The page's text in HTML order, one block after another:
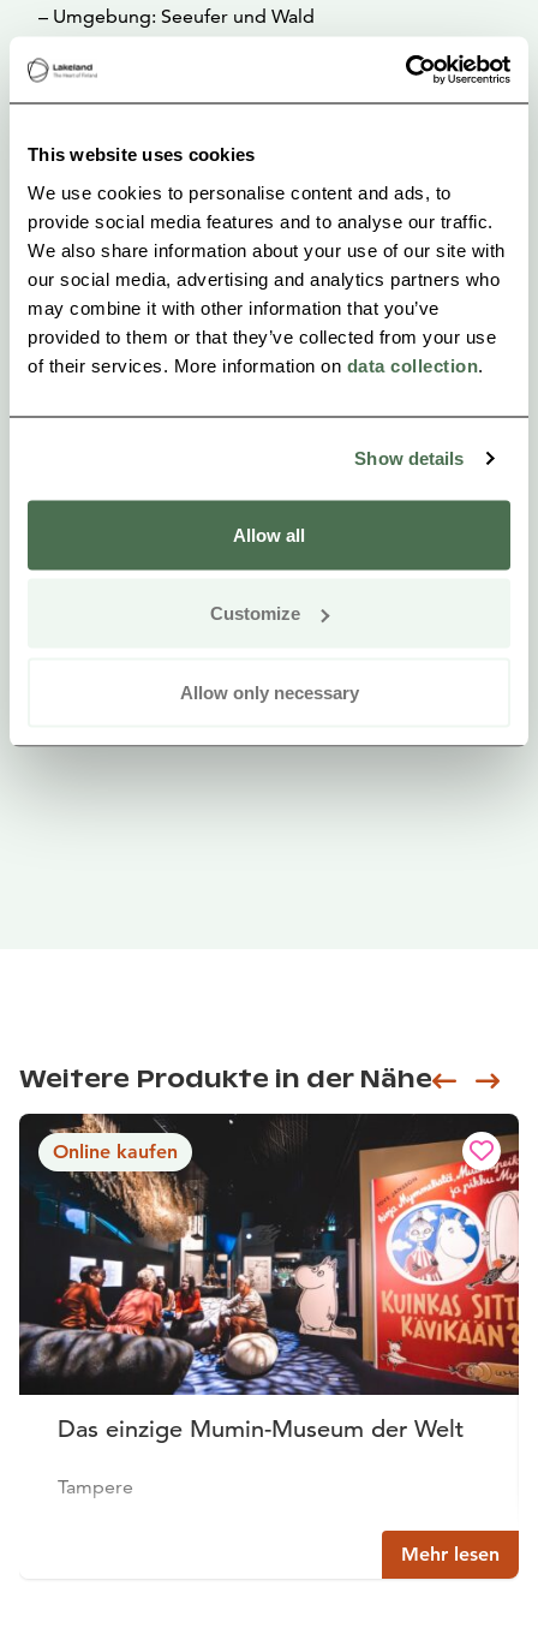
This website uses cookies
We use cookies to personalise content and ads, to
provide social media features and to analyse our traffic.
We also share information about your use of our site with
our social media, advertising and analytics partners who
may combine it with other information that you’ve
provided to them or that they’ve collected from your use
of their services. More information on data collection
Show details
Allow all
Customize
Allow only necessary
– Umgebung: Seeufer und Wald
– Zusätzliche Dienstleistungen: Bettwäsche,
Weitere Produkte in der Nähe
Online kaufen
Das einzige Mumin-Museum der Welt
Tampere
Mehr lesen
Siirry